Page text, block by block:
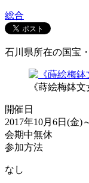
総合
石川県所在の国宝
《蒔絵梅鉢文
開催日
2017年10月6日(金)
会期中無休
参加方法
なし